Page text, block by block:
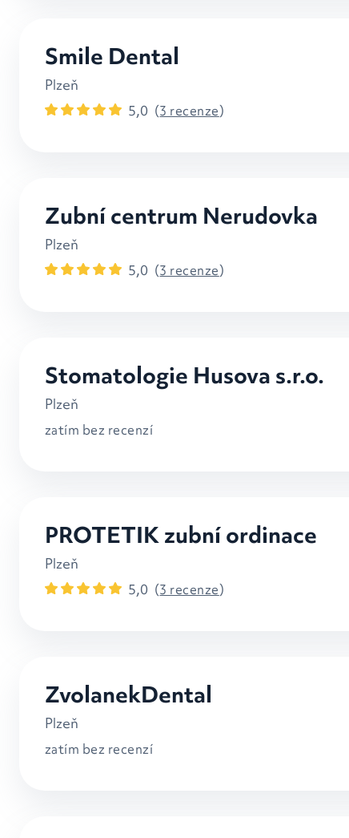
Smile Dental
Plzeň
5,0 (3 recenze)
Zubní centrum Nerudovka
Plzeň
5,0 (3 recenze)
Stomatologie Husova s.r.o.
Plzeň
zatím bez recenzí
PROTETIK zubní ordinace
Plzeň
5,0 (3 recenze)
ZvolanekDental
Plzeň
zatím bez recenzí